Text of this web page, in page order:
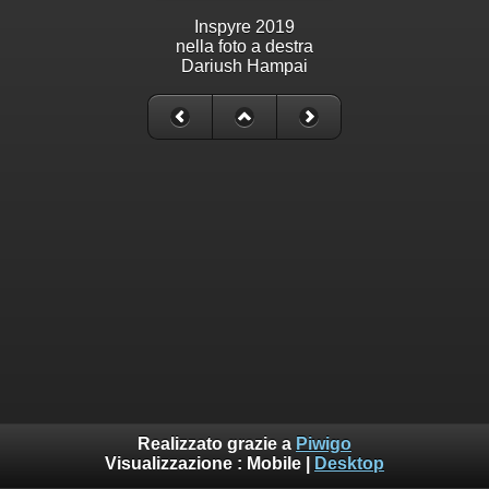
Inspyre 2019
nella foto a destra
Dariush Hampai
Realizzato grazie a Piwigo
Visualizzazione : Mobile Desktop